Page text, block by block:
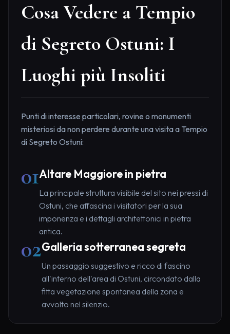
Cosa Vedere a Tempio
di Segreto Ostuni: I
Luoghi più Insoliti
Punti di interesse particolari, rovine o monumenti
misteriosi da non perdere durante una visita a Tempio
di Segreto Ostuni:
01Altare Maggiore in pietra
La principale struttura visibile del sito nei pressi di
Ostuni, che affascina i visitatori per la sua
imponenza e i dettagli architettonici in pietra
antica.
02Galleria sotterranea segreta
Un passaggio suggestivo e ricco di fascino
all'interno dell'area di Ostuni, circondato dalla
fitta vegetazione spontanea della zona e
avvolto nel silenzio.